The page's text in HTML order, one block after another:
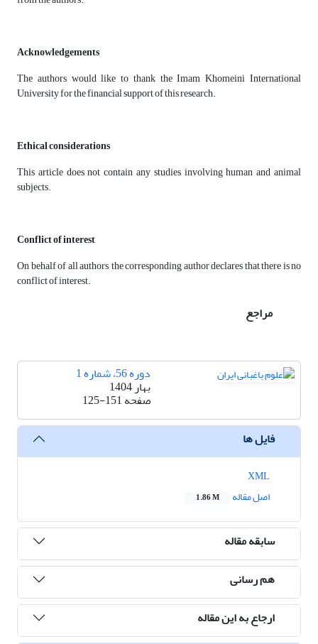
Acknowledgements
The authors would like to thank the Imam Khomeini International
University for the financial support of this research.
Ethical considerations
This article does not contain any studies involving human and animal
subjects.
Conflict of interest
On behalf of all authors, the corresponding author declares that there is no
conflict of interest.
مراجع
دوره 56، شماره 1
بهار 1404
صفحه125-151
فایل ها
اصل مقاله
1.86 M
سابقه مقاله
هم رسانی
ارجاع به این مقاله